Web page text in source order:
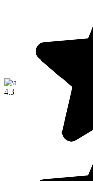
Jiva
4.3